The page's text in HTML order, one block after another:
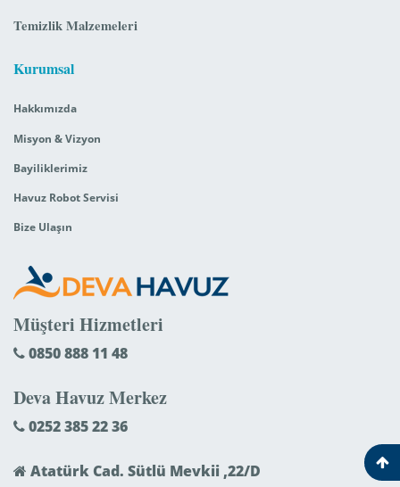
Temizlik Malzemeleri
Kurumsal
Hakkımızda
Misyon & Vizyon
Bayiliklerimiz
Havuz Robot Servisi
Bize Ulaşın
Müşteri Hizmetleri
0850 888 11 48
Deva Havuz Merkez
0252 385 22 36
Atatürk Cad. Sütlü Mevkii ,22/D